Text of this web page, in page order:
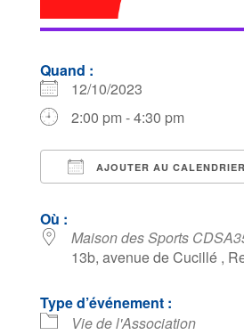
Quand :
12/10/2023
2:00 pm - 4:30 pm
AJOUTER AU CALENDRIER
Où :
Maison des Sports
13b, avenue de Cucillé ,
Type d’événement :
Vie de l'Association